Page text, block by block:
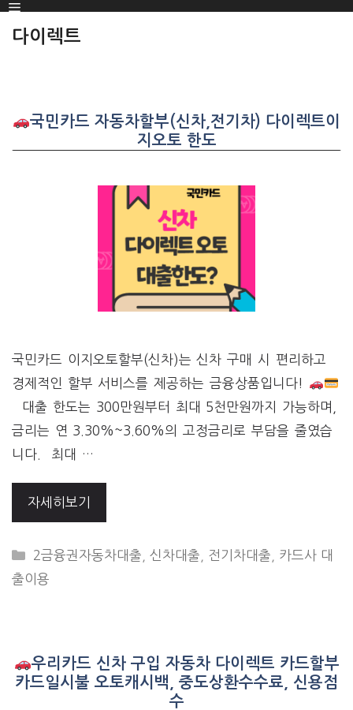
SKIP
TO
Menu
다이렉트
국민카드 자동차할부(신차,전기차) 다이렉트이
지오토 한도
국민카드 이지오토할부(신차)는 신차 구매 시 편리하고
경제적인 할부 서비스를 제공하는 금융상품입니다!
대출 한도는 300만원부터 최대 5천만원까지 가능하며,
금리는 연 3.30%~3.60%의 고정금리로 부담을 줄였습
니다. 최대 …
자세히보기
CATEGORIES
2금융권자동차대출 ,신차대출 전기차대출
카드사 대
출이용
우리카드 신차 구입 자동차 다이렉트 카드할부
카드일시불 오토캐시백, 중도상환수수료, 신용점
수